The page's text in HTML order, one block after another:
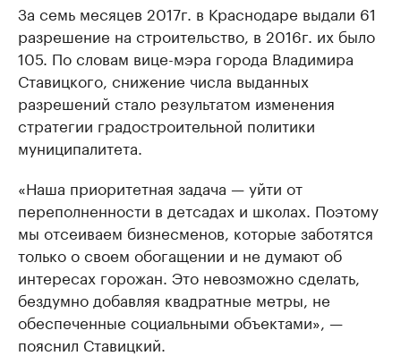
За семь месяцев 2017г. в Краснодаре выдали 61
разрешение на строительство, в 2016г. их было
105. По словам вице-мэра города Владимира
Ставицкого, снижение числа выданных
разрешений стало результатом изменения
стратегии градостроительной политики
муниципалитета.
«Наша приоритетная задача — уйти от
переполненности в детсадах и школах. Поэтому
мы отсеиваем бизнесменов, которые заботятся
только о своем обогащении и не думают об
интересах горожан. Это невозможно сделать,
бездумно добавляя квадратные метры, не
обеспеченные социальными объектами», —
пояснил Ставицкий.